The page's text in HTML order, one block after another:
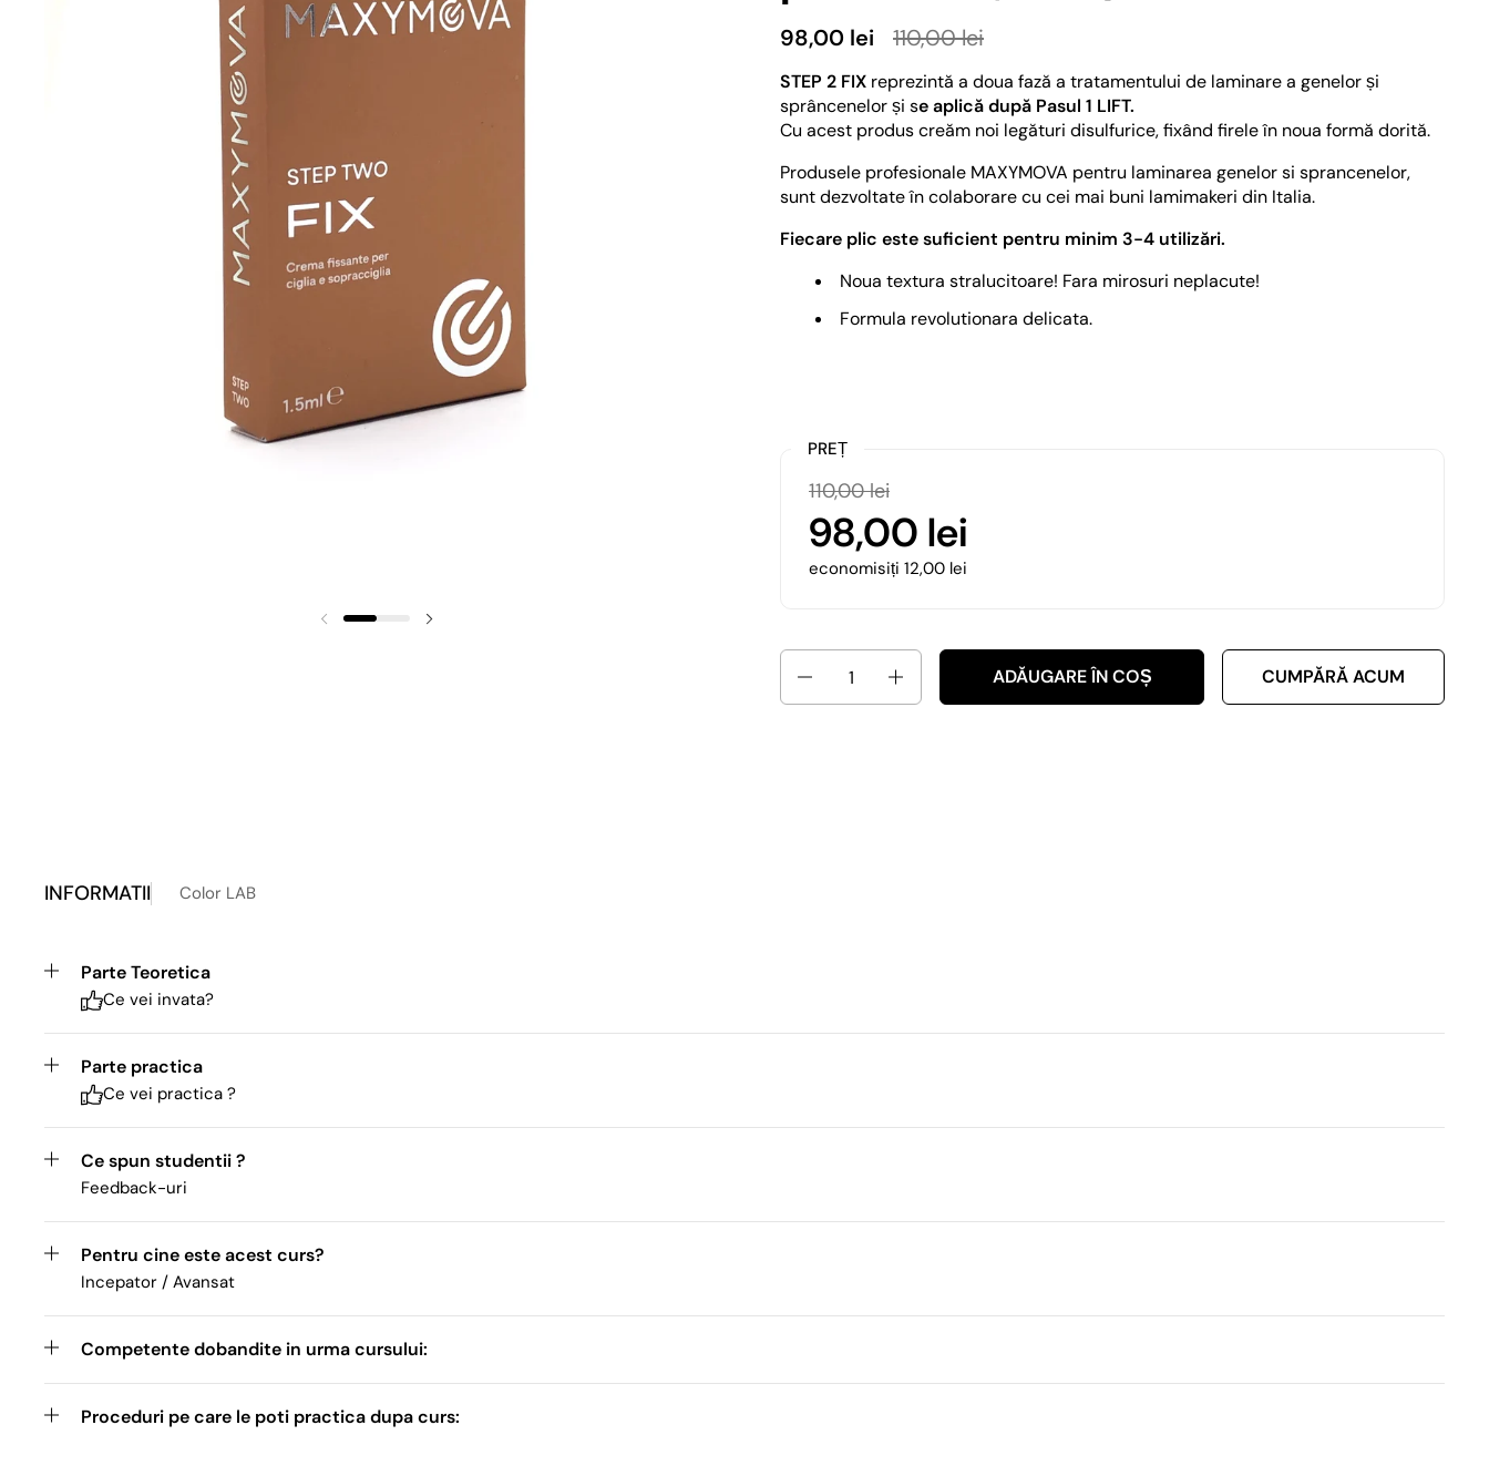
98,00 lei 110,00 lei
STEP 2 FIX reprezintă a doua fază a tratamentului de laminare a genelor și
sprâncenelor și se aplică după Pasul 1 LIFT.
Cu acest produs creăm noi legături disulfurice, fixând firele în noua formă dorită.
Produsele profesionale MAXYMOVA pentru laminarea genelor si sprancenelor,
sunt dezvoltate în colaborare cu cei mai buni lamimakeri din Italia.
Fiecare plic este suficient pentru minim 3-4 utilizări.
Noua textura stralucitoare! Fara mirosuri neplacute!
Formula revolutionara delicata.
PREȚ
98,00 lei
110,00 lei
economisiți 12,00 lei
ADĂUGARE ÎN COȘ CUMPĂRĂ ACUM
INFORMATII Color LAB
Parte Teoretica
Ce vei invata?
Parte practica
Ce vei practica ?
Ce spun studentii ?
Feedback-uri
Pentru cine este acest curs?
Incepator / Avansat
Competente dobandite in urma cursului:
Proceduri pe care le poti practica dupa curs: